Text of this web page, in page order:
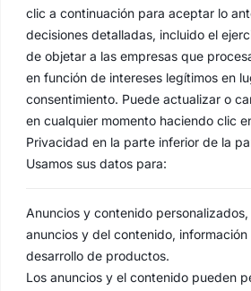
clic a continuación para aceptar lo
decisiones detalladas, incluido el
de objetar a las empresas que
en función de intereses legítimos en
consentimiento. Puede actualizar o
en cualquier momento haciendo clic
Privacidad en la parte inferior de la
Usamos sus datos para:
Anuncios y contenido
anuncios y del contenido,
desarrollo de productos.
Los anuncios y el contenido pueden